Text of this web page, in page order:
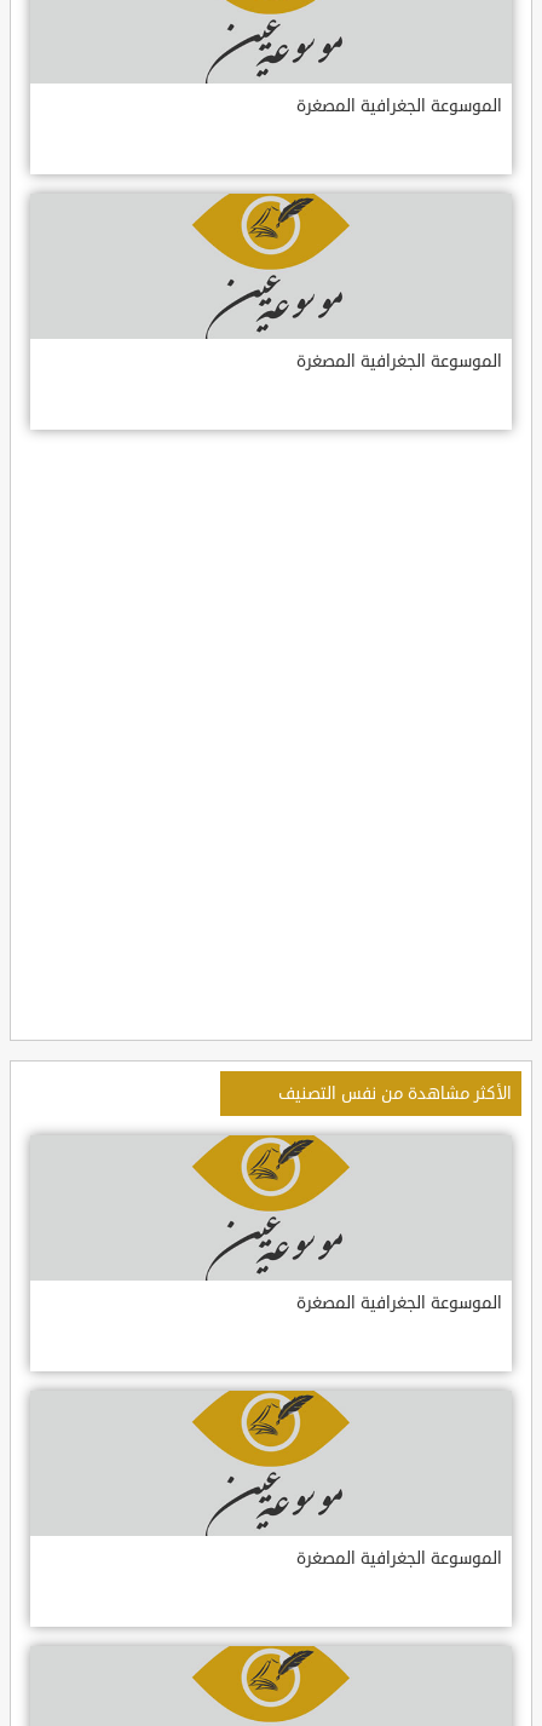
الموسوعة الجغرافية المصغرة
الموسوعة الجغرافية المصغرة
الأكثر مشاهدة من نفس التصنيف
الموسوعة الجغرافية المصغرة
الموسوعة الجغرافية المصغرة